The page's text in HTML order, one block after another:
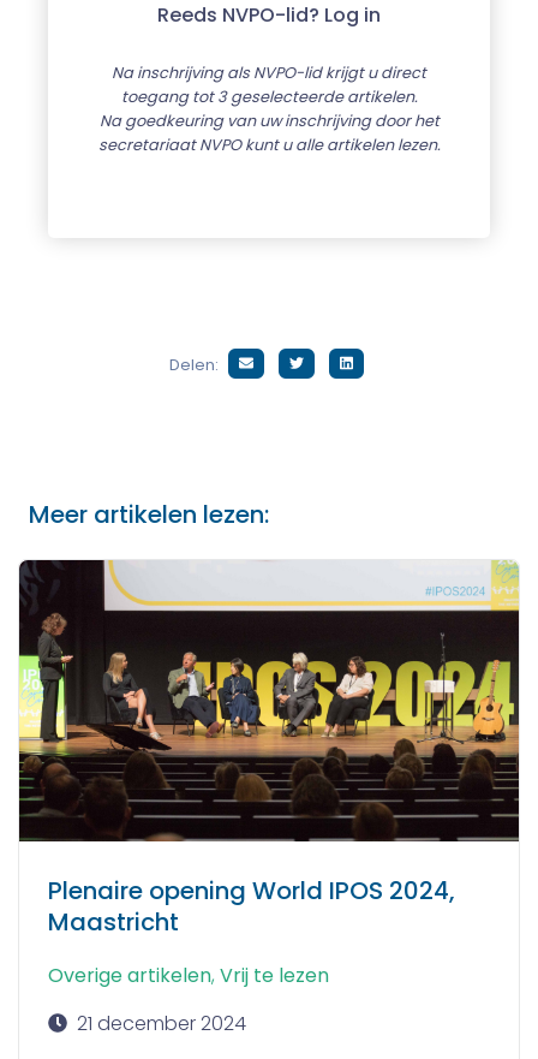
Reeds NVPO-lid? Log in
Na inschrijving als NVPO-lid krijgt u direct
toegang tot 3 geselecteerde artikelen.
Na goedkeuring van uw inschrijving door het
secretariaat NVPO kunt u alle artikelen lezen.
Delen:
Meer artikelen lezen:
Plenaire opening World IPOS 2024,
Maastricht
Overige artikelen, Vrij te lezen
21 december 2024